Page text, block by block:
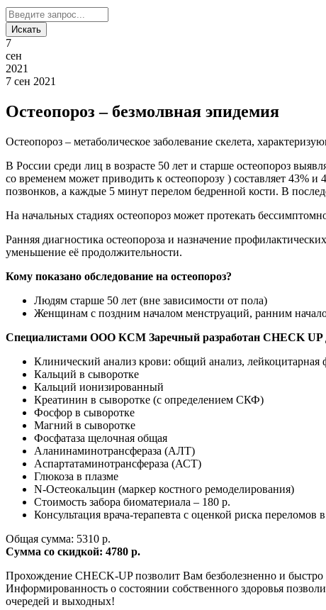
7
сен
2021
7 сен 2021
Остеопороз – безмолвная эпидемия
Остеопороз – метаболическое заболевание скелета,
В России среди лиц в возрасте 50 лет и старше остеопороз
со временем может приводить к остеопорозу ) составляет 43%
позвонков, а каждые 5 минут перелом бедренной кости. В
На начальных стадиях остеопороз может протекать
Ранняя диагностика остеопороза и назначение
уменьшение её продолжительности.
Кому показано обследование на остеопороз?
Людям старше 50 лет (вне зависимости от пола)
Женщинам с поздним началом менструаций, ранним
Специалистами ООО КСМ Заречный разработан CHECK UP
Клинический анализ крови: общий анализ,
Кальций в сыворотке
Кальций ионизированный
Креатинин в сыворотке (с определением СКФ)
Фосфор в сыворотке
Магний в сыворотке
Фосфатаза щелочная общая
Аланинаминотрансфераза (АЛТ)
Аспартатаминотрансфераза (АСТ)
Глюкоза в плазме
N-Остеокальцин (маркер костного ремоделирования)
Стоимость забора биоматериала – 180 р.
Консультация врача-терапевта с оценкой риска переломов
Общая сумма: 5310 р.
Сумма со скидкой: 4780 р.
Прохождение CHECK-UP позволит Вам безболезненно и
Информированность о состоянии собственного здоровья
очередей и выходных!